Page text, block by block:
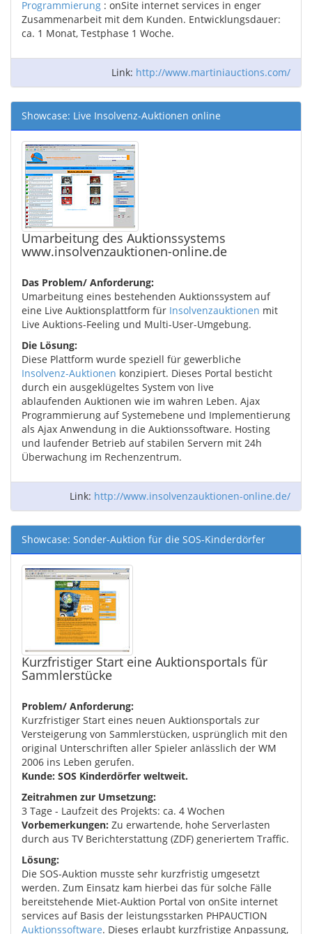
Programmierung : onSite internet services in enger
Zusammenarbeit mit dem Kunden. Entwicklungsdauer:
ca. 1 Monat, Testphase 1 Woche.
Link: http://www.martiniauctions.com/
Showcase: Live Insolvenz-Auktionen online
Umarbeitung des Auktionssystems
www.insolvenzauktionen-online.de
Das Problem/ Anforderung:
Umarbeitung eines bestehenden Auktionssystem auf
eine Live Auktionsplattform für Insolvenzauktionen mit
Live Auktions-Feeling und Multi-User-Umgebung.
Die Lösung:
Diese Plattform wurde speziell für gewerbliche
Insolvenz-Auktionen konzipiert. Dieses Portal besticht
durch ein ausgeklügeltes System von live
ablaufenden Auktionen wie im wahren Leben. Ajax
Programmierung auf Systemebene und Implementierung
als Ajax Anwendung in die Auktionssoftware. Hosting
und laufender Betrieb auf stabilen Servern mit 24h
Überwachung im Rechenzentrum.
Link: http://www.insolvenzauktionen-online.de/
Showcase: Sonder-Auktion für die SOS-Kinderdörfer
Kurzfristiger Start eine Auktionsportals für
Sammlerstücke
Problem/ Anforderung:
Kurzfristiger Start eines neuen Auktionsportals zur
Versteigerung von Sammlerstücken, usprünglich mit den
original Unterschriften aller Spieler anlässlich der WM
2006 ins Leben gerufen.
Kunde: SOS Kinderdörfer weltweit.
Zeitrahmen zur Umsetzung:
3 Tage - Laufzeit des Projekts: ca. 4 Wochen
Vorbemerkungen: Zu erwartende, hohe Serverlasten
durch aus TV Berichterstattung (ZDF) generiertem Traffic.
Lösung:
Die SOS-Auktion musste sehr kurzfristig umgesetzt
werden. Zum Einsatz kam hierbei das für solche Fälle
bereitstehende Miet-Auktion Portal von onSite internet
services auf Basis der leistungsstarken PHPAUCTION
Auktionssoftware. Dieses erlaubt kurzfristige Anpassung,